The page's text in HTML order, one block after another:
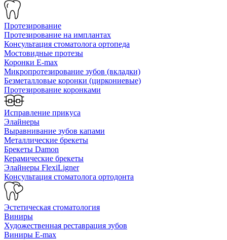
Протезирование
Протезирование на имплантах
Консультация стоматолога ортопеда
Мостовидные протезы
Коронки E-max
Микропротезирование зубов (вкладки)
Безметалловые коронки (циркониевые)
Протезирование коронками
Исправление прикуса
Элайнеры
Выравнивание зубов капами
Металлические брекеты
Брекеты Damon
Керамические брекеты
Элайнеры FlexiLigner
Консультация стоматолога ортодонта
Эстетическая стоматология
Виниры
Художественная реставрация зубов
Виниры E-max